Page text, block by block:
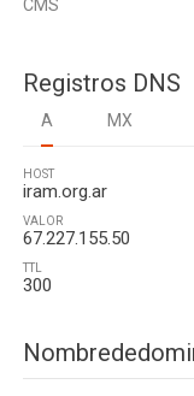
CMS
Registros DNS
A MX
HOST
iram.org.ar
VALOR
67.227.155.50
TTL
300